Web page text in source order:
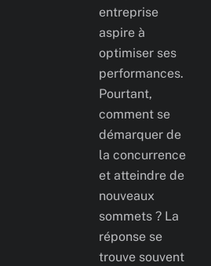
entreprise
aspire à
optimiser ses
performances.
Pourtant,
comment se
démarquer de
la concurrence
et atteindre de
nouveaux
sommets ? La
réponse se
trouve souvent